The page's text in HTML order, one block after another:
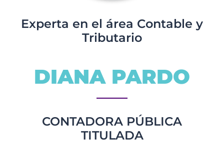
Experta en el área Contable y
Tributario
DIANA PARDO
CONTADORA PÚBLICA
TITULADA